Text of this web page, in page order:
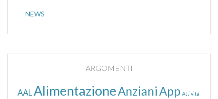
NEWS
ARGOMENTI
AALAlimentazioneAnzianiApp Attività